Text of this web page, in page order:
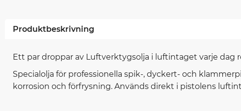
Produktbeskrivning
Ett par droppar av Luftverktygsolja i luftintaget varje
Specialolja för professionella spik-, dyckert- och
korrosion och förfrysning. Används direkt i pistolens